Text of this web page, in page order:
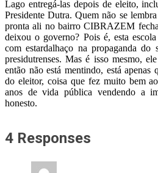
Lago entregá-las depois de eleito,
Presidente Dutra. Quem não se
pronta ali no bairro CIBRAZEM
deixou o governo? Pois é, esta
com estardalhaço na propaganda do
presidutrenses. Mas é isso mesmo,
então não está mentindo, está apenas
do eleitor, coisa que fez muito bem
anos de vida pública vendendo a
honesto.
4 Responses